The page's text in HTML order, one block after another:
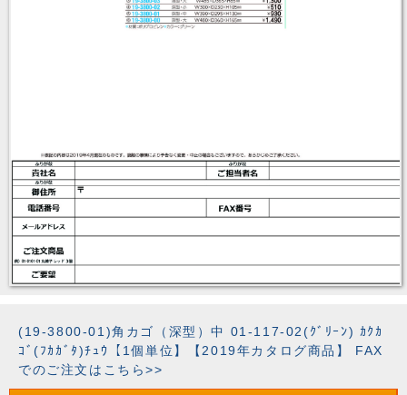
(19-3800-01)角カゴ（深型）中 01-117-02(ｸﾞﾘｰﾝ) ｶｸｶ
ｺﾞ(ﾌｶｶﾞﾀ)ﾁｭｳ【1個単位】【2019年カタログ商品】 FAX
でのご注文はこちら>>